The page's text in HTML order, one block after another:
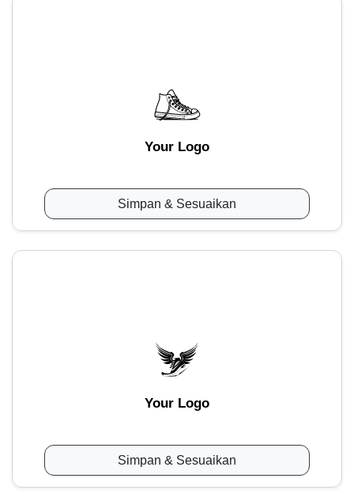
Your Logo
Simpan & Sesuaikan
Your Logo
Simpan & Sesuaikan